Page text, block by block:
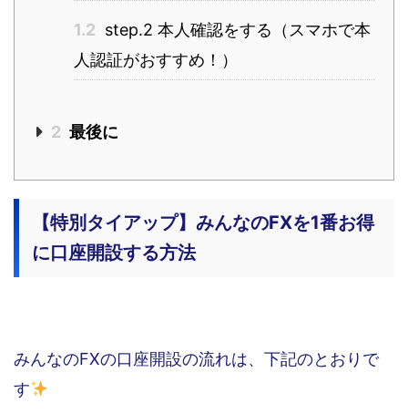
1.2 step.2 本人確認をする（スマホで本
人認証がおすすめ！）
2 最後に
【特別タイアップ】みんなのFXを1番お得
に口座開設する方法
みんなのFXの口座開設の流れは、下記のとおりで
す